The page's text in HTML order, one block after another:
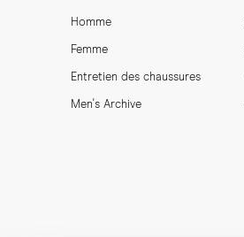
Homme
Femme
Entretien des chaussures
Men's Archive